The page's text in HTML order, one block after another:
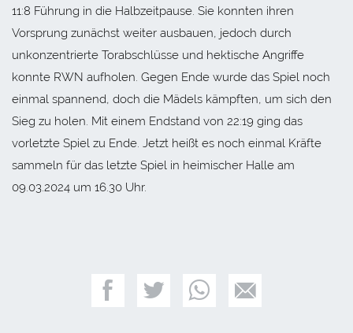
11:8 Führung in die Halbzeitpause. Sie konnten ihren
Vorsprung zunächst weiter ausbauen, jedoch durch
unkonzentrierte Torabschlüsse und hektische Angriffe
konnte RWN aufholen. Gegen Ende wurde das Spiel noch
einmal spannend, doch die Mädels kämpften, um sich den
Sieg zu holen. Mit einem Endstand von 22:19 ging das
vorletzte Spiel zu Ende. Jetzt heißt es noch einmal Kräfte
sammeln für das letzte Spiel in heimischer Halle am
09.03.2024 um 16.30 Uhr.